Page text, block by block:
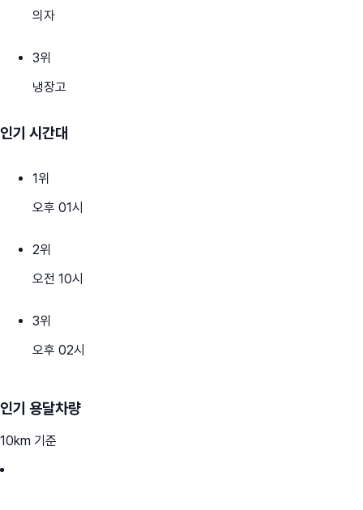
의자
3위
냉장고
인기 시간대
1위
오후 01시
2위
오전 10시
3위
오후 02시
인기 용달차량
10km 기준